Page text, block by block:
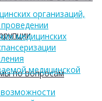
по вопросам
организаций,
медицинских
медицинской